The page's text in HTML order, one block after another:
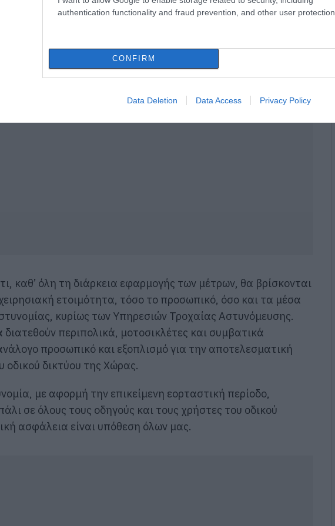
authentication functionality and fraud prevention, and other user protection.
CONFIRM
Data Deletion Data Access Privacy Policy
περίπτωση που καθίσταται αναγκαία η ευρεία
κοινού για την ύπαρξη τυχόν κυκλοφοριακών και άλλων
καθ’ όλη τη διάρκεια εφαρμογής των μέτρων, θα βρίσκονται
ετοιμότητα, τόσο το προσωπικό, όσο και τα μέσα
κυρίως των Υπηρεσιών Τροχαίας Αστυνόμευσης.
διατεθούν περιπολικά, μοτοσικλέτες και συμβατικά
προσωπικό και εξοπλισμό για την αποτελεσματική
οδικού δικτύου της Χώρας.
με αφορμή την επικείμενη εορταστική περίοδο,
σε όλους τους οδηγούς και τους χρήστες του οδικού
ασφάλεια είναι υπόθεση όλων μας.